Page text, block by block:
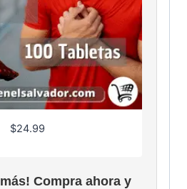
$24.99
Compra ahora y